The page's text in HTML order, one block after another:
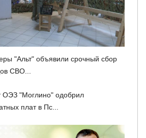
"Альт" объявили срочный сбор
СВО...
ОЭЗ "Моглино" одобрил
плат в Пс...